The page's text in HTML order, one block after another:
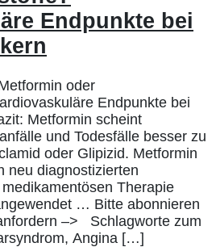
Endpunkte bei
oder
Endpunkte bei
Metformin scheint
und Todesfälle besser zu
oder Glipizid. Metformin
neu diagnostizierten
Therapie
… Bitte abonnieren
–> Schlagworte zum
Angina […]